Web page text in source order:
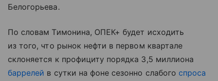
Белогорьева.
По словам Тимонина, ОПЕК+ будет исходить
из того, что рынок нефти в первом квартале
склоняется к профициту порядка 3,5 миллиона
баррелей в сутки на фоне сезонно слабого спроса